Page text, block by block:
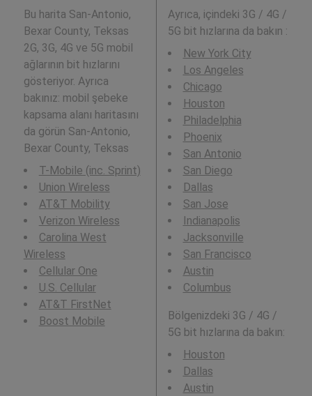
Bu harita San-Antonio,
Bexar County, Teksas
2G, 3G, 4G ve 5G mobil
ağlarının bit hızlarını
gösteriyor. Ayrıca
bakınız: mobil şebeke
kapsama alanı haritasını
da görün San-Antonio,
Bexar County, Teksas
T-Mobile (inc. Sprint)
Union Wireless
AT&T Mobility
Verizon Wireless
Carolina West
Wireless
Cellular One
U.S. Cellular
AT&T FirstNet
Boost Mobile
Ayrıca, içindeki 3G / 4G /
5G bit hızlarına da bakın :
New York City
Los Angeles
Chicago
Houston
Philadelphia
Phoenix
San Antonio
San Diego
Dallas
San Jose
Indianapolis
Jacksonville
San Francisco
Austin
Columbus
Bölgenizdeki 3G / 4G /
5G bit hızlarına da bakın:
Houston
Dallas
Austin